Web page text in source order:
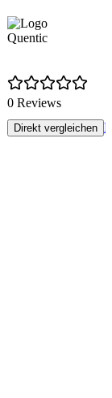
Quentic
0 Reviews
Direkt vergleichen